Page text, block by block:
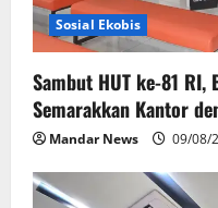
n Sosial Ekobis
Sambut HUT ke-81 RI,
Semarakkan Kantor
Mandar News 09/08/